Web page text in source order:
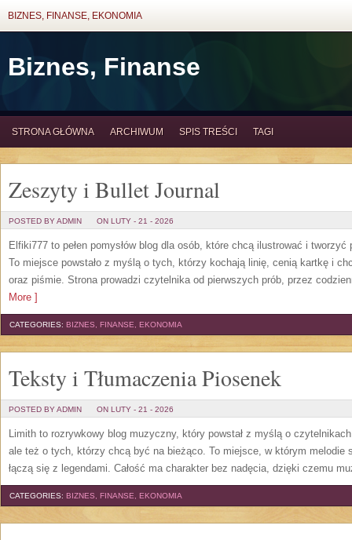
BIZNES, FINANSE, EKONOMIA
Biznes, Finanse
STRONA GŁÓWNA ARCHIWUM SPIS TREŚCI TAGI
Zeszyty i Bullet Journal
POSTED BY ADMIN ON LUTY - 21 - 2026
Elfiki777 to pełen pomysłów blog dla osób, które chcą ilustrować i
To miejsce powstało z myślą o tych, którzy kochają linię, cenią kartkę i
oraz piśmie. Strona prowadzi czytelnika od pierwszych prób, przez
More ]
CATEGORIES: BIZNES, FINANSE, EKONOMIA
Teksty i Tłumaczenia Piosenek
POSTED BY ADMIN ON LUTY - 21 - 2026
Limith to rozrywkowy blog muzyczny, który powstał z myślą o
ale też o tych, którzy chcą być na bieżąco. To miejsce, w którym melodie
łączą się z legendami. Całość ma charakter bez nadęcia, dzięki czemu
CATEGORIES: BIZNES, FINANSE, EKONOMIA